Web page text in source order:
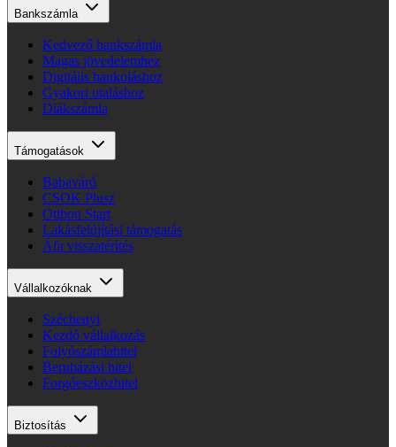
Bankszámla
Kedvező bankszámla
Magas jövedelemhez
Digitális bankoláshoz
Gyakori utaláshoz
Diákszámla
Támogatások
Babaváró
CSOK Plusz
Otthon Start
Lakásfelújítási támogatás
Áfa visszatérítés
Vállalkozóknak
Széchenyi
Kezdő vállalkozás
Folyószámlahitel
Beruházási hitel
Forgóeszközhitel
Biztosítás